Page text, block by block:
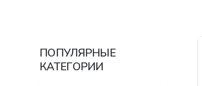
ПОПУЛЯРНЫЕ
КАТЕГОРИИ